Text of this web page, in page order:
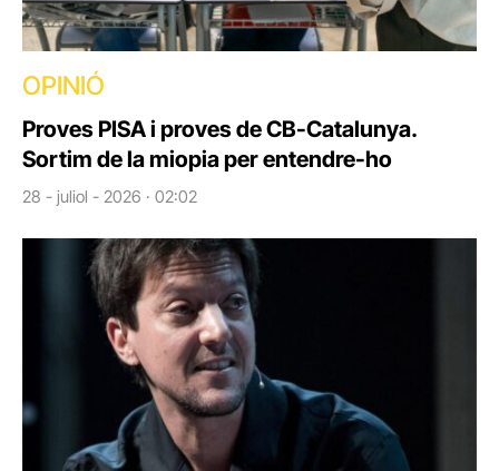
OPINIÓ
Proves PISA i proves de CB-Catalunya.
Sortim de la miopia per entendre-ho
28 - juliol - 2026 · 02:02